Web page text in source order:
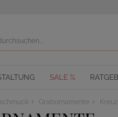
SALE %
Grabornamente